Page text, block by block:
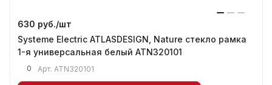
630 руб./шт
Systeme Electric ATLASDESIGN, Nature стекло рамка
1-я универсальная белый ATN320101
0 Арт. ATN320101